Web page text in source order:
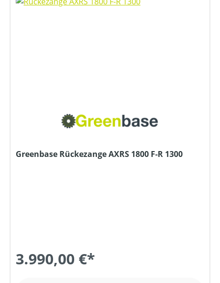
Greenbase Rückezange AXRS 1800 F-R 1300
3.990,00 €*